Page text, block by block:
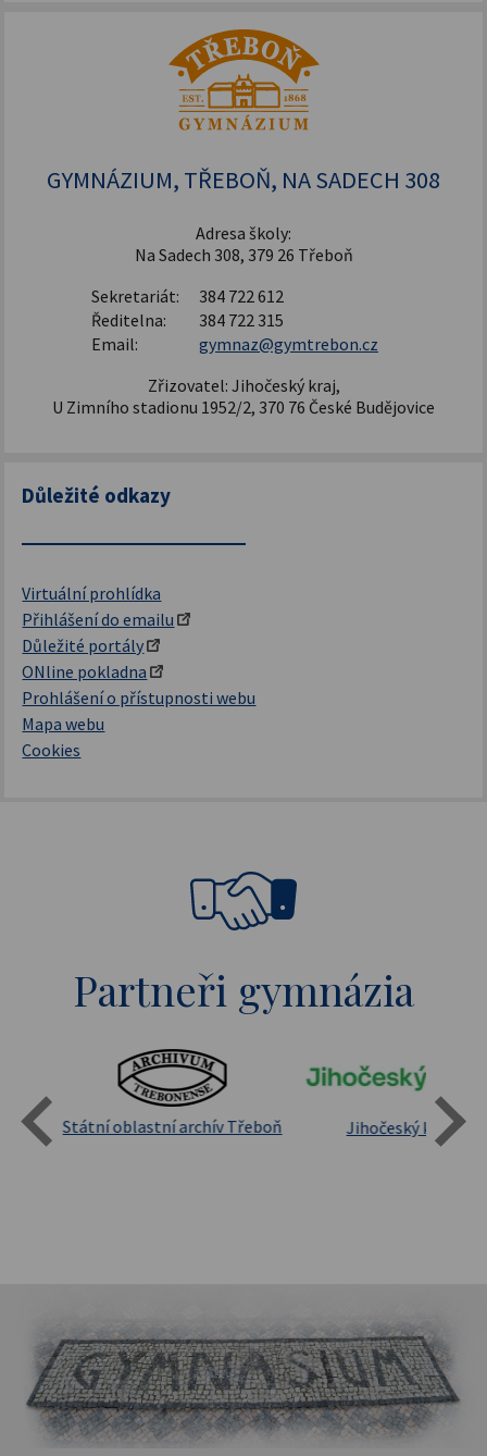
GYMNÁZIUM, TŘEBOŇ, NA SADECH 308
Adresa školy:
Na Sadech 308, 379 26 Třeboň
Sekretariát:
384 722 612
Ředitelna:
384 722 315
Email:
gymnaz@gymtrebon.cz
Zřizovatel: Jihočeský kraj,
U Zimního stadionu 1952/2, 370 76 České Budějovice
Důležité odkazy
Virtuální prohlídka
Přihlášení do emailu
Důležité portály
ONline pokladna
Prohlášení o přístupnosti webu
Mapa webu
Cookies
Partneři gymnázia
Státní oblastní archív Třeboň Jihočeský kraj